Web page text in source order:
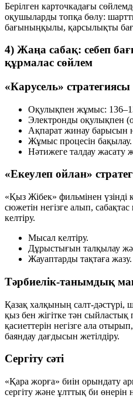
Берілген карточкадағы
оқушыларды топқа бөлу:
бағыныңқылы, қарсылықты
4) Жаңа сабақ: себеп
құрмалас сөйлем
«Карусель» стратегиясы
Оқулықпен жұмыс:
Электронды оқулықпен
Ақпарат жинау барысын
Жұмыс процесін бақылау.
Нәтижеге талдау жасату
«Екеулеп ойлан»
«Қыз Жібек» фильмінен үзінді
сюжетін негізге алып,
келтіру.
Мысал келтіру.
Дұрыстығын талқылау
Жауаптарды тақтаға жазу.
Тәрбиелік-танымдық
Қазақ халқының салт-дәстүрі,
қыз бен жігітке тән
қасиеттерін негізге ала
баяндау дағдысын жетілдіру.
Сергіту сәті
«Қара жорға» биін орындату
сергіту және ұлттық би өнерін